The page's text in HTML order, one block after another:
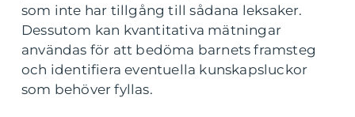
som inte har tillgång till sådana leksaker.
Dessutom kan kvantitativa mätningar
användas för att bedöma barnets framsteg
och identifiera eventuella kunskapsluckor
som behöver fyllas.